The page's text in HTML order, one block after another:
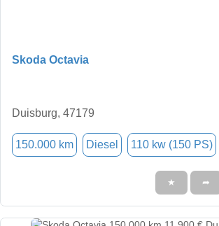
Skoda Octavia
Duisburg, 47179
150.000 km Diesel 110 kw (150 PS)
★ ➦